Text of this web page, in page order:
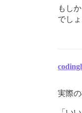
もし
でしょ
実際